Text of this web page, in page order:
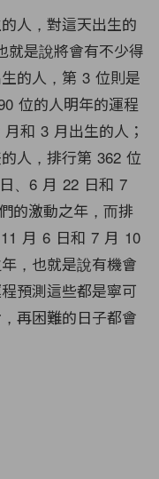
人，對這天出生的
就是說將會有不少得
的人，第 3 位則是
位的人明年的運程
和 3 月出生的人；
人，排行第 362 位
、6 月 22 日和 7
的激動之年，而排
月 6 日和 7 月 10
，也就是說有機會
預測這些都是寧可
再困難的日子都會